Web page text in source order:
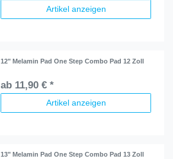
Artikel anzeigen
12" Melamin Pad One Step Combo Pad 12 Zoll
ab 11,90 € *
Artikel anzeigen
13" Melamin Pad One Step Combo Pad 13 Zoll